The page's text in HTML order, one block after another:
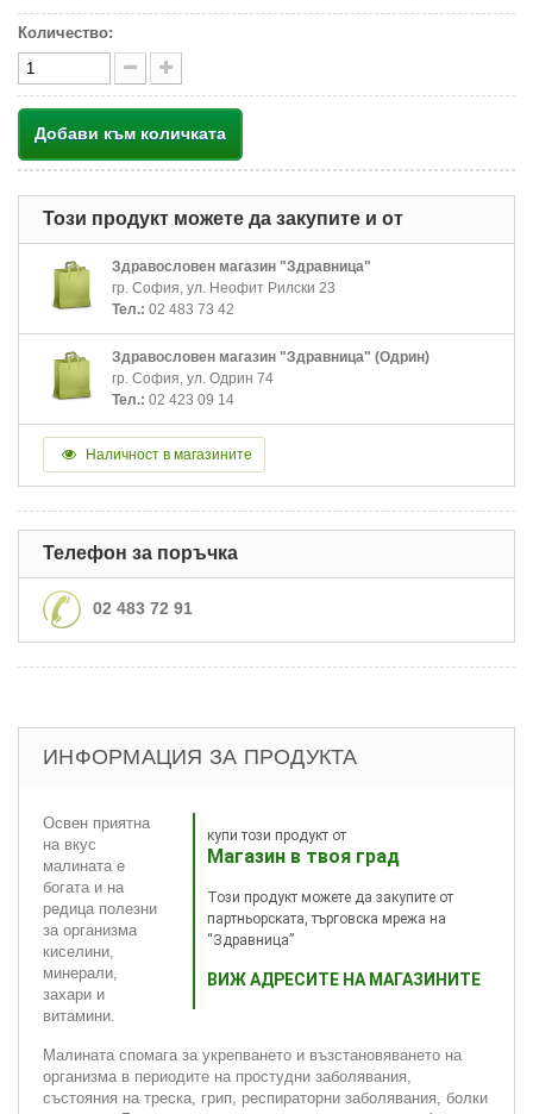
Количество:
Добави към количката
Този продукт можете да закупите и от
Здравословен магазин "Здравница"
гр. София, ул. Неофит Рилски 23
Тел.: 02 483 73 42
Здравословен магазин "Здравница" (Одрин)
гр. София, ул. Одрин 74
Тел.: 02 423 09 14
Наличност в магазините
Телефон за поръчка
02 483 72 91
ИНФОРМАЦИЯ ЗА ПРОДУКТА
купи този продукт от
Магазин в твоя град
Този продукт можете да закупите от
партньорската, търговска мрежа на
“Здравница”
ВИЖ АДРЕСИТЕ НА МАГАЗИНИТЕ
Освен приятна
на вкус
малината е
богата и на
редица полезни
за организма
киселини,
минерали,
захари и
витамини.
Малината спомага за укрепването и възстановяването на
организма в периодите на простудни заболявания,
състояния на треска, грип, респираторни заболявания, болки